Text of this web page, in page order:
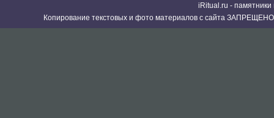
iRitual.ru -
Копирование текстовых и фото материалов с сайта